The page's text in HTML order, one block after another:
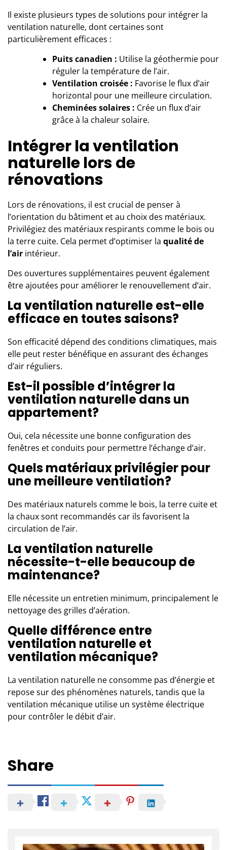
Il existe plusieurs types de solutions pour intégrer la
ventilation naturelle, dont certaines sont
particulièrement efficaces :
Puits canadien : Utilise la géothermie pour
réguler la température de l’air.
Ventilation croisée : Favorise le flux d’air
horizontal pour une meilleure circulation.
Cheminées solaires : Crée un flux d’air
grâce à la chaleur solaire.
Intégrer la ventilation
naturelle lors de
rénovations
Lors de rénovations, il est crucial de penser à
l’orientation du bâtiment et au choix des matériaux.
Privilégiez des matériaux respirants comme le bois ou
la terre cuite. Cela permet d’optimiser la qualité de
l’air intérieur.
Des ouvertures supplémentaires peuvent également
être ajoutées pour améliorer le renouvellement d’air.
La ventilation naturelle est-elle
efficace en toutes saisons?
Son efficacité dépend des conditions climatiques, mais
elle peut rester bénéfique en assurant des échanges
d’air réguliers.
Est-il possible d’intégrer la
ventilation naturelle dans un
appartement?
Oui, cela nécessite une bonne configuration des
fenêtres et conduits pour permettre l’échange d’air.
Quels matériaux privilégier pour
une meilleure ventilation?
Des matériaux naturels comme le bois, la terre cuite et
la chaux sont recommandés car ils favorisent la
circulation de l’air.
La ventilation naturelle
nécessite-t-elle beaucoup de
maintenance?
Elle nécessite un entretien minimum, principalement le
nettoyage des grilles d’aération.
Quelle différence entre
ventilation naturelle et
ventilation mécanique?
La ventilation naturelle ne consomme pas d’énergie et
repose sur des phénomènes naturels, tandis que la
ventilation mécanique utilise un système électrique
pour contrôler le débit d’air.
Share